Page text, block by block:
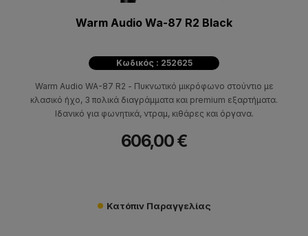
Warm Audio Wa-87 R2 Black
Κωδικός : 252625
Warm Audio WA-87 R2 - Πυκνωτικό μικρόφωνο στούντιο με
κλασικό ήχο, 3 πολικά διαγράμματα και premium εξαρτήματα.
Ιδανικό για φωνητικά, ντραμ, κιθάρες και όργανα.
606,00 €
Κατόπιν Παραγγελίας